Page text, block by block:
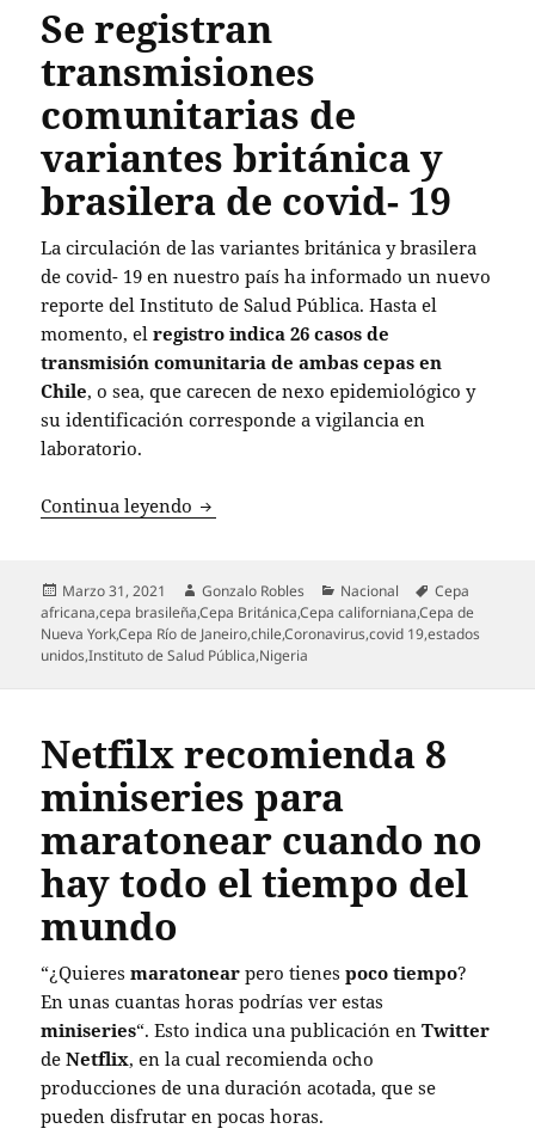
Se registran
transmisiones
comunitarias de
variantes británica y
brasilera de covid- 19
La circulación de las variantes británica y brasilera
de covid- 19 en nuestro país ha informado un nuevo
reporte del Instituto de Salud Pública. Hasta el
momento, elregistro indica 26 casos de
transmisión comunitaria de ambas cepas en
Chile, o sea, que carecen de nexo epidemiológico y
su identificación corresponde a vigilancia en
laboratorio.
Continua leyendo Se registran transmisiones
Publicado
el
Marzo 31, 2021 Autor
Gonzalo Robles Categorías
Nacional Etiquetas
Cepa
africana,cepa brasileña,Cepa Británica,Cepa californiana,Cepa de
Nueva York,Cepa Río de Janeiro,chile,Coronavirus,covid 19,estados
unidos,Instituto de Salud Pública,Nigeria
Netfilx recomienda 8
miniseries para
maratonear cuando no
hay todo el tiempo del
mundo
“¿Quieresmaratonear pero tienes poco tiempo?
En unas cuantas horas podrías ver estas
miniseries“. Esto indica una publicación enTwitter
deNetflix, en la cual recomienda ocho
producciones de una duración acotada, que se
pueden disfrutar en pocas horas.